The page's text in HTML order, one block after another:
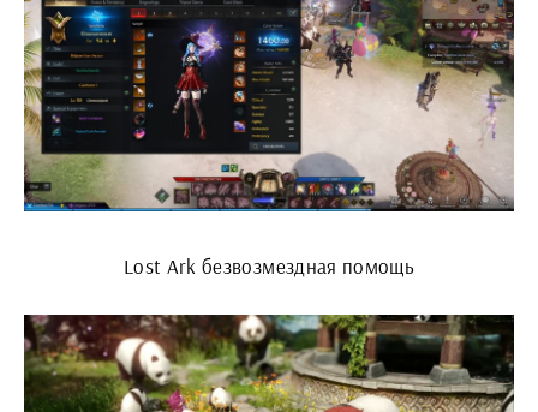
Lost Ark безвозмездная помощь